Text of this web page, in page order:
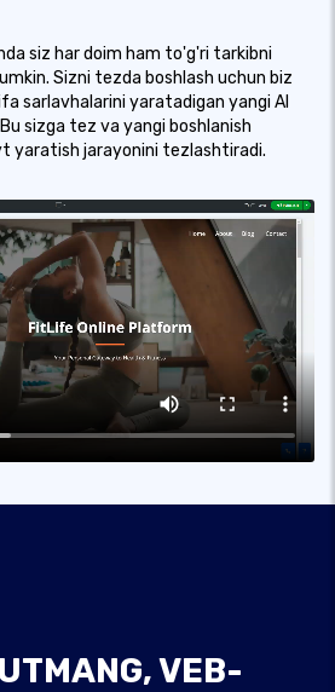
siz har doim ham to'g'ri tarkibni
Sizni tezda boshlash uchun biz
sarlavhalarini yaratadigan yangi AI
sizga tez va yangi boshlanish
yaratish jarayonini tezlashtiradi.
VEB-